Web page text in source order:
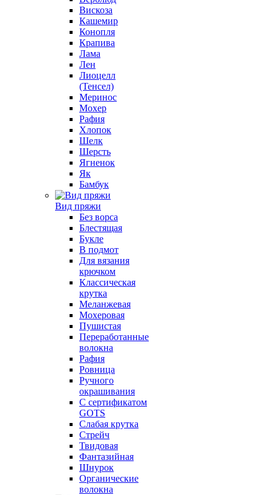
Вискоза
Кашемир
Конопля
Крапива
Лама
Лен
Лиоцелл
(Тенсел)
Меринос
Мохер
Рафия
Хлопок
Шелк
Шерсть
Ягненок
Як
Бамбук
Вид пряжи
Без ворса
Блестящая
Букле
В подмот
Для вязания
крючком
Классическая
крутка
Меланжевая
Мохеровая
Пушистая
Переработанные
волокна
Рафия
Ровница
Ручного
окрашивания
С сертификатом
GOTS
Слабая крутка
Стрейч
Твидовая
Фантазийная
Шнурок
Органические
волокна